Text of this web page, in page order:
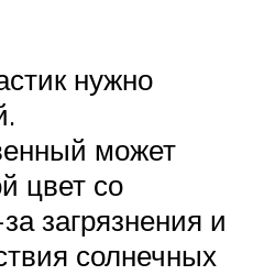
нужно
может
цвет со
загрязнения и
солнечных